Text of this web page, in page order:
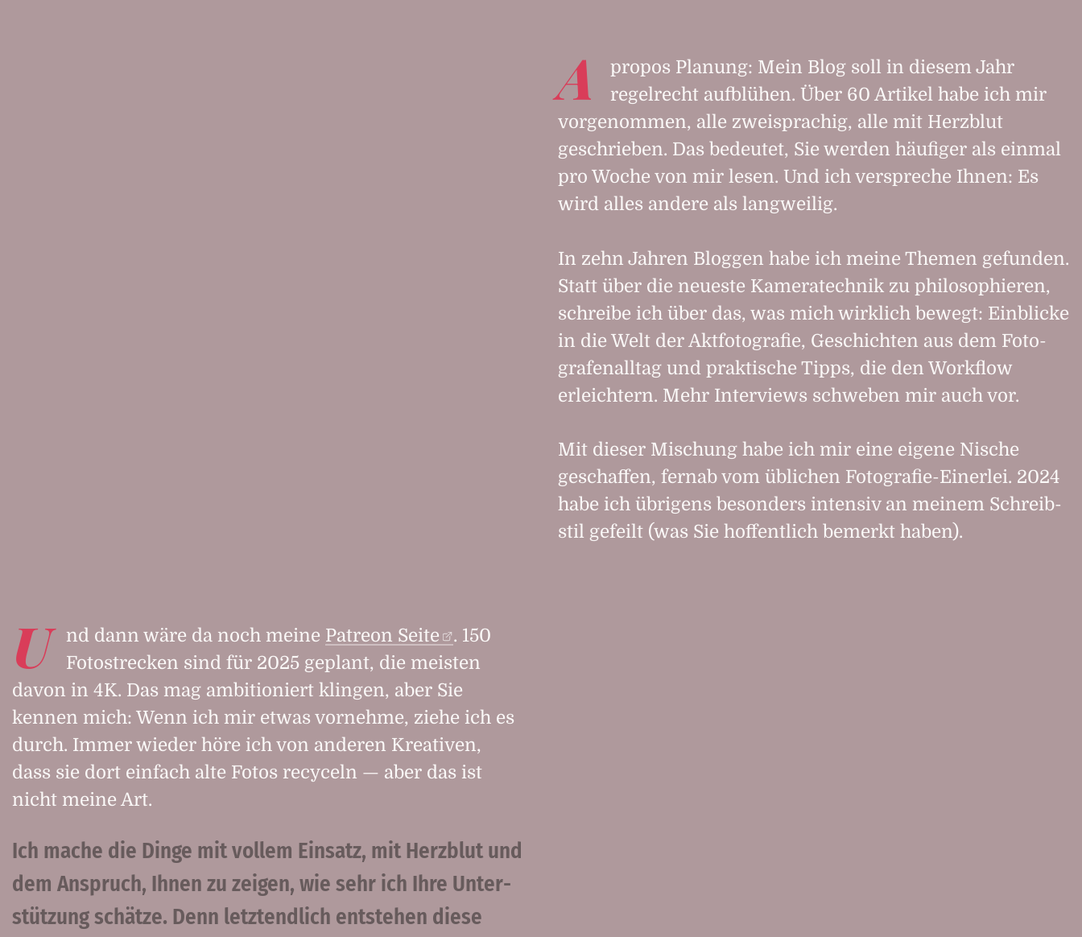
A
propos Planung: Mein Blog soll in diesem Jahr
regel­recht aufblühen. Über 60 Artikel habe ich mir
vorgenommen, alle zwei­sprachig, alle mit Herzblut
geschrieben. Das bedeutet, Sie werden häufiger als einmal
pro Woche von mir lesen. Und ich verspreche Ihnen: Es
wird alles andere als langweilig.
In zehn Jahren Bloggen habe ich meine Themen gefunden.
Statt über die neueste Kamera­technik zu philo­so­phieren,
schreibe ich über das, was mich wirk­lich bewegt: Einblicke
in die Welt der Akt­fotografie, Geschichten aus dem Foto­
grafen­alltag und praktische Tipps, die den Work­flow
erleichtern. Mehr Interviews schweben mir auch vor.
Mit dieser Mischung habe ich mir eine eigene Nische
geschaffen, fernab vom üblichen Fotografie-Einerlei. 2024
habe ich übrigens besonders intensiv an meinem Schreib­
stil gefeilt (was Sie hoffentlich bemerkt haben).
U nd dann wäre da noch meine Patreon Seite
. 150
Fotostrecken sind für 2025 geplant, die meisten
davon in 4K. Das mag ambitioniert klingen, aber Sie
kennen mich: Wenn ich mir etwas vornehme, ziehe ich es
durch. Immer wieder höre ich von anderen Kreativen,
dass sie dort einfach alte Fotos recyceln — aber das ist
nicht meine Art.
Ich mache die Dinge mit vollem Einsatz, mit Herzblut und
dem Anspruch, Ihnen zu zeigen, wie sehr ich Ihre Unter­
stützung schätze. Denn letztendlich entstehen diese